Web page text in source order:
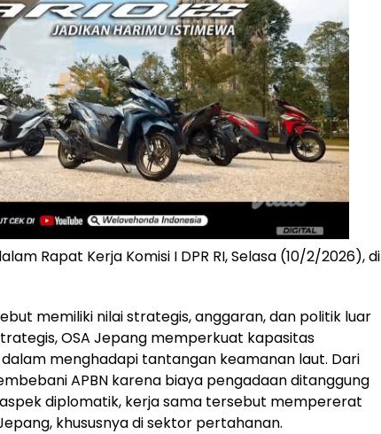
Rapat Kerja Komisi I DPR RI, Selasa (10/2/2026), di
memiliki nilai strategis, anggaran, dan politik luar
OSA Jepang memperkuat kapasitas
menghadapi tantangan keamanan laut. Dari
APBN karena biaya pengadaan ditanggung
diplomatik, kerja sama tersebut mempererat
khususnya di sektor pertahanan.